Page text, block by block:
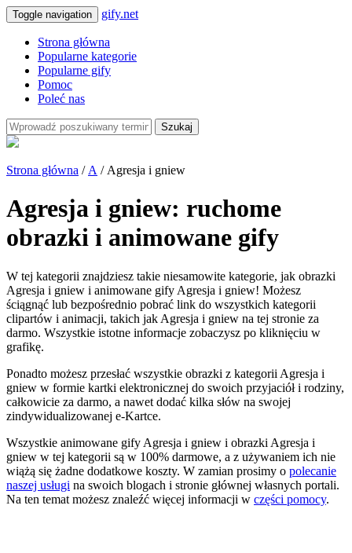
Toggle navigation gify.net
Strona główna
Popularne kategorie
Popularne gify
Pomoc
Poleć nas
Szukaj
Strona główna / A / Agresja i gniew
Agresja i gniew: ruchome
obrazki i animowane gify
W tej kategorii znajdziesz takie niesamowite kategorie, jak obrazki
Agresja i gniew i animowane gify Agresja i gniew! Możesz
ściągnąć lub bezpośrednio pobrać link do wszystkich kategorii
clipartów i animacji, takich jak Agresja i gniew na tej stronie za
darmo. Wszystkie istotne informacje zobaczysz po kliknięciu w
grafikę.
Ponadto możesz przesłać wszystkie obrazki z kategorii Agresja i
gniew w formie kartki elektronicznej do swoich przyjaciół i rodziny,
całkowicie za darmo, a nawet dodać kilka słów na swojej
zindywidualizowanej e-Kartce.
Wszystkie animowane gify Agresja i gniew i obrazki Agresja i
gniew w tej kategorii są w 100% darmowe, a z używaniem ich nie
wiążą się żadne dodatkowe koszty. W zamian prosimy o polecanie
naszej usługi na swoich blogach i stronie głównej własnych portali.
Na ten temat możesz znaleźć więcej informacji w części pomocy.